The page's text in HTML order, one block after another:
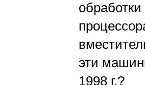
эти
1998 г.?